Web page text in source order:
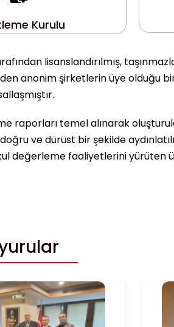
Kurulu
lisanslandırılmış,
anonim şirketlerin üye olduğu
raporları temel alınarak
ve dürüst bir şekilde
değerleme faaliyetlerini yürüten